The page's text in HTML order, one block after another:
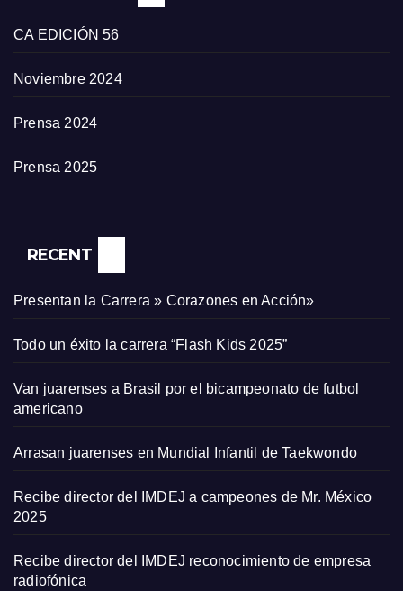
CA EDICIÓN 56
Noviembre 2024
Prensa 2024
Prensa 2025
RECENT
Presentan la Carrera » Corazones en Acción»
Todo un éxito la carrera “Flash Kids 2025”
Van juarenses a Brasil por el bicampeonato de futbol
americano
Arrasan juarenses en Mundial Infantil de Taekwondo
Recibe director del IMDEJ a campeones de Mr. México
2025
Recibe director del IMDEJ reconocimiento de empresa
radiofónica